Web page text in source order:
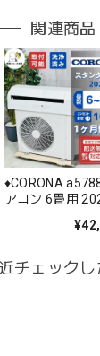
関連商品
♦️CORONA
アコン 6畳用
チェックし